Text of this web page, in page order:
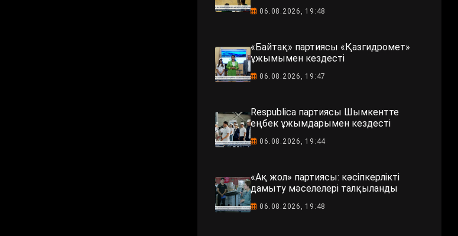
06.08.2026, 19:48
«Байтақ» партиясы «Қазгидромет»
ұжымымен кездесті
06.08.2026, 19:47
Respublica партиясы Шымкентте
еңбек ұжымдарымен кездесті
06.08.2026, 19:44
«Ақ жол» партиясы: кәсіпкерлікті
дамыту мәселелері талқыланды
06.08.2026, 19:48